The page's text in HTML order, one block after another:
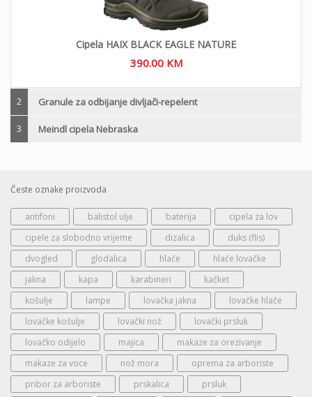
Cipela HAIX BLACK EAGLE NATURE
390.00 KM
2 Granule za odbijanje divljači-repelent
3 Meindl cipela Nebraska
Česte oznake proizvoda
antifoni balistol ulje baterija
cipela za lov
cipele za slobodno vrijeme
dizalica
duks (flis)
dvogled
glodalica hlače
hlače lovačke
jakna
kapa karabineri
kačket
košulje
lampe lovačka jakna
lovačke hlače
lovačke košulje
lovački nož
lovački prsluk
lovačko odijelo
majica
makaze za orezivanje
makaze za voce
nož mora
oprema za arboriste
pribor za arboriste
prskalica
prsluk